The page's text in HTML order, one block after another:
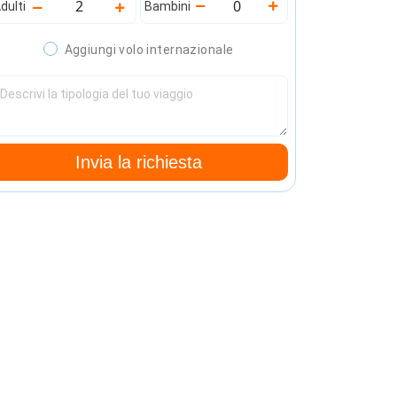
Bambini
Aggiungi volo internazionale
Invia la richiesta